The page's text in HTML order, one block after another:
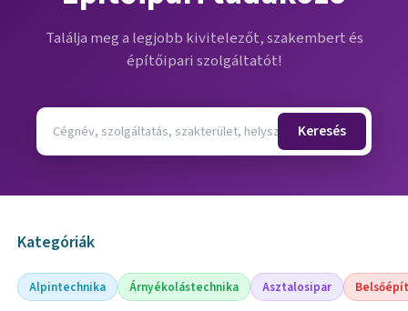
Találja meg a legjobb kivitelezőt, szakembert és
építőipari szolgáltatót!
Keresés
Kategóriák
Alpintechnika Árnyékolástechnika Asztalosipar